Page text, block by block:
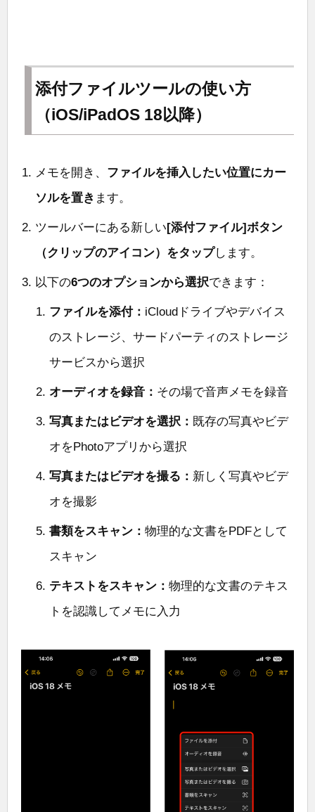
添付ファイルツールの使い方
（iOS/iPadOS 18以降）
メモを開き、 ファイルを挿入したい位置にカー
ソルを置き ます。
ツールバーにある新しい[添付ファイル]ボタン
（クリップのアイコン）をタップします。
以下の6つのオプションから選択できます：
ファイルを添付： iCloudドライブやデバイス
のストレージ、サードパーティのストレージ
サービスから選択
オーディオを録音： その場で音声メモを録音
写真またはビデオを選択： 既存の写真やビデ
オをPhotoアプリから選択
写真またはビデオを撮る： 新しく写真やビデ
オを撮影
書類をスキャン： 物理的な文書をPDFとして
スキャン
テキストをスキャン： 物理的な文書のテキス
トを認識してメモに入力